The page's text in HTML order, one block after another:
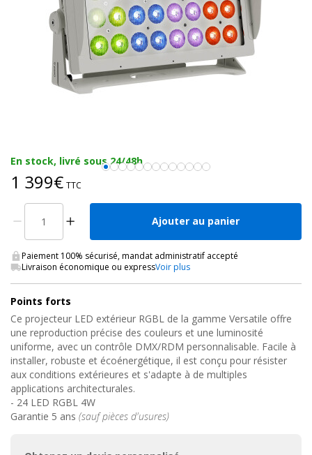
En stock, livré sous 24/48h
1 399€ TTC
Ajouter au panier
Paiement 100% sécurisé, mandat administratif accepté
Livraison économique ou expressVoir plus
Points forts
Ce projecteur LED extérieur RGBL de la gamme Versatile offre
une reproduction précise des couleurs et une luminosité
uniforme, avec un contrôle DMX/RDM personnalisable. Facile à
installer, robuste et écoénergétique, il est conçu pour résister
aux conditions extérieures et s'adapte à de multiples
applications architecturales.
- 24 LED RGBL 4W
Garantie 5 ans (sauf pièces d'usures)